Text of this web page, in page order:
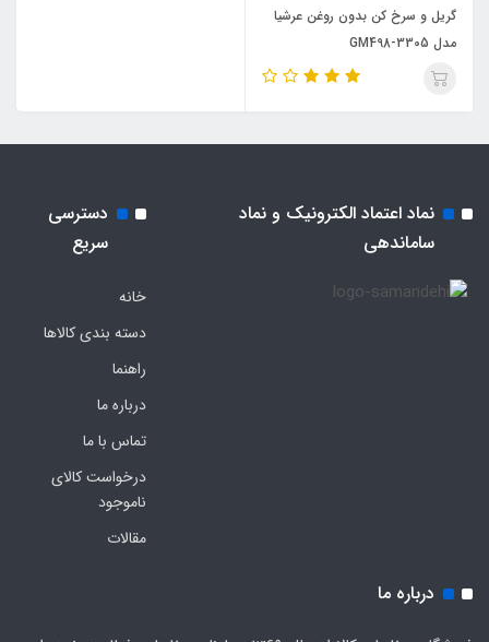
گریل و سرخ کن بدون روغن عرشیا
مدل GM498-3305
نماد اعتماد الکترونیک و نماد
ساماندهی
دسترسی
سریع
خانه
دسته بندی کالاها
راهنما
درباره ما
تماس با ما
درخواست کالای
ناموجود
مقالات
درباره ما